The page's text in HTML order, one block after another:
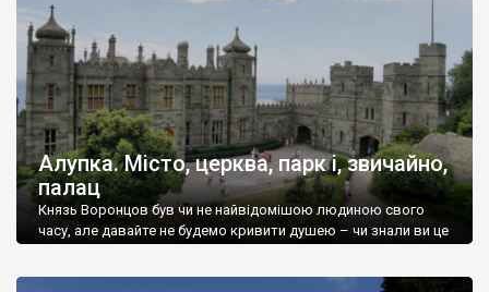
Алупка. Місто, церква, парк і, звичайно,
палац
Князь Воронцов був чи не найвідомішою людиною свого
часу, але давайте не будемо кривити душею – чи знали ви це